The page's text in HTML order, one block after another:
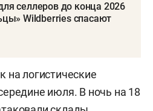
селлеров до конца 2026
Wildberries спасают
на логистические
июля. В ночь на 18